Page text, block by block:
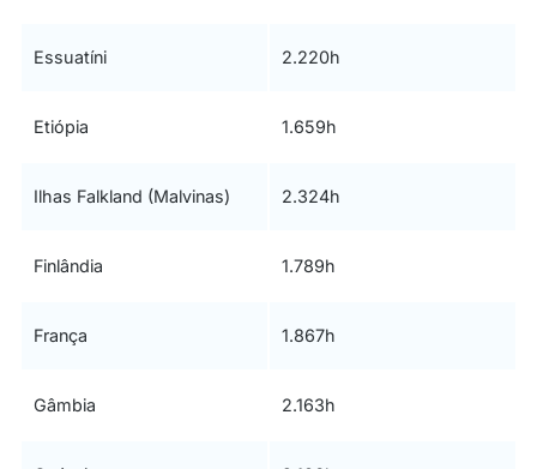
Essuatíni 2.220h
Etiópia 1.659h
Ilhas Falkland (Malvinas) 2.324h
Finlândia 1.789h
França 1.867h
Gâmbia 2.163h